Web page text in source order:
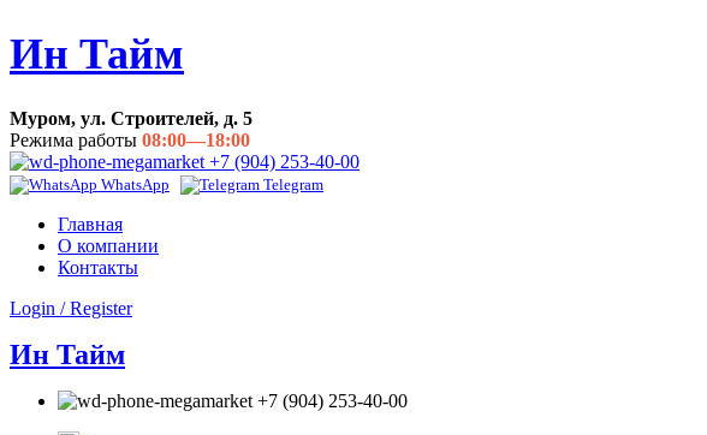
Ин Тайм
Муром, ул. Строителей, д. 5
Режима работы 08:00—18:00
+7 (904) 253-40-00
WhatsApp Telegram
Главная
О компании
Контакты
Login / Register
Ин Тайм
+7 (904) 253-40-00